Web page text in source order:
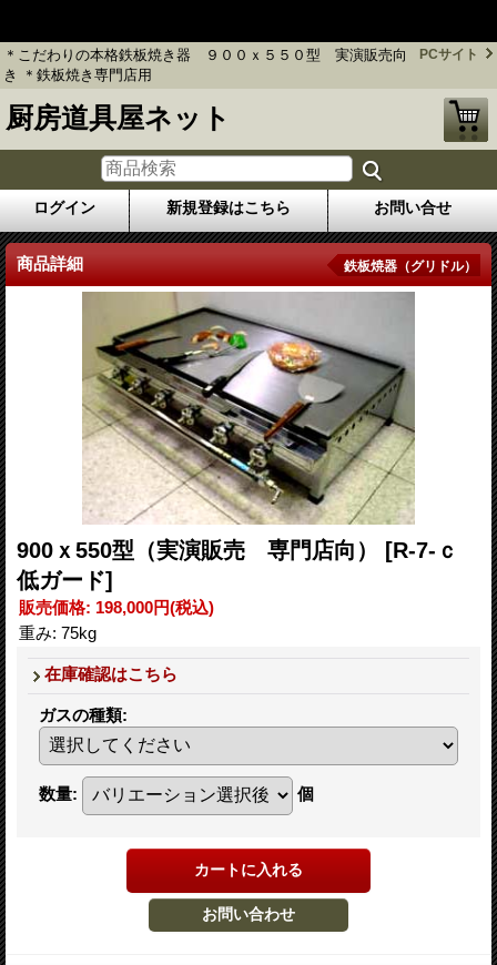
＊こだわりの本格鉄板焼き器 ９００ｘ５５０型 実演販売向
き ＊鉄板焼き専門店用
PCサイト
厨房道具屋ネット
ログイン 新規登録はこちら お問い合せ
商品詳細 鉄板焼器（グリドル）
900ｘ550型（実演販売 専門店向）
[R-7-ｃ
低ガード]
販売価格: 198,000円(税込)
重み: 75kg
在庫確認はこちら
ガスの種類:
数量: 個